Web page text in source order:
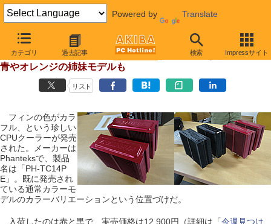
Powered by Translate
カテゴリ 過去記事 検索 Impressサイト
【 2012年6月26日 】
赤いアルミフィンのCPUクーラー登場、ファンも赤
青やオレンジの姉妹モデルも
リスト
フィンの色がカラ
フル、という珍しい
CPUクーラーが発売
された。メーカーは
Phanteksで、製品
名は「PH-TC14P
E」。既に発売され
ている通常カラーモ
デルのカラーバリエーションという位置づけだ。
入荷したのは赤と黒で、実売価格は12,900円（詳細は「今週見つけ